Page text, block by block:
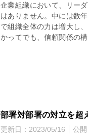
企業組織において、リー
はありません。中には数
で組織全体の力は増大し
かってでも、信頼関係の
部署対部署の対立を超
更新日： 2023/05/16 公開